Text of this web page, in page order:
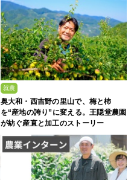
就農
奥大和・西吉野の里山で、梅と柿
を“産地の誇り”に変える。王隠堂農園
が紡ぐ産直と加工のストーリー